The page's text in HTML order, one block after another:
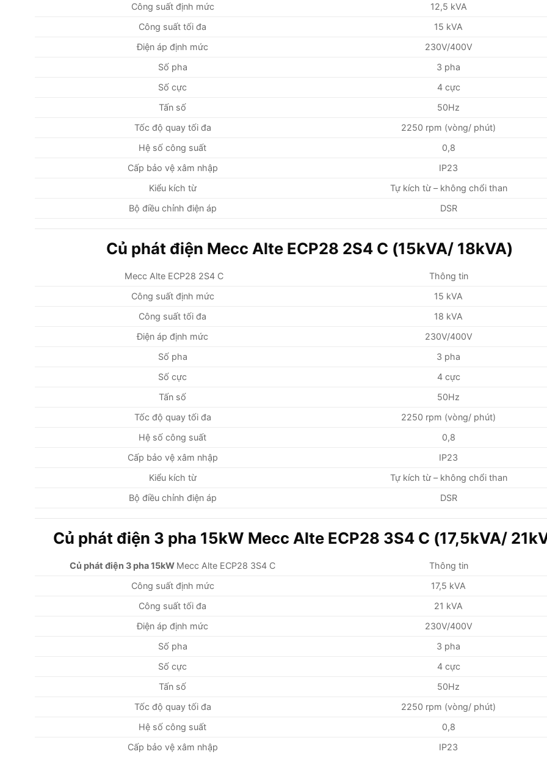
Công suất định mức
12,5 kVA
Công suất tối đa
15 kVA
Điện áp định mức
230V/400V
Số pha
3 pha
Số cực
4 cực
Tấn số
50Hz
Tốc độ quay tối đa
2250 rpm (vòng/ phút)
Hệ số công suất
0,8
Cấp bảo vệ xâm nhập
IP23
Kiểu kích từ
Tự kích từ – không chổi than
Bộ điều chỉnh điện áp
DSR
Củ phát điện Mecc Alte ECP28 2S4 C (15kVA/ 18kVA)
Mecc Alte ECP28 2S4 C
Thông tin
Công suất định mức
15 kVA
Công suất tối đa
18 kVA
Điện áp định mức
230V/400V
Số pha
3 pha
Số cực
4 cực
Tấn số
50Hz
Tốc độ quay tối đa
2250 rpm (vòng/ phút)
Hệ số công suất
0,8
Cấp bảo vệ xâm nhập
IP23
Kiểu kích từ
Tự kích từ – không chổi than
Bộ điều chỉnh điện áp
DSR
Củ phát điện 3 pha 15kW Mecc Alte ECP28 3S4 C (17,5kVA/
Củ phát điện 3 pha 15kW Mecc Alte ECP28 3S4 C
Thông tin
Công suất định mức
17,5 kVA
Công suất tối đa
21 kVA
Điện áp định mức
230V/400V
Số pha
3 pha
Số cực
4 cực
Tấn số
50Hz
Tốc độ quay tối đa
2250 rpm (vòng/ phút)
Hệ số công suất
0,8
Cấp bảo vệ xâm nhập
IP23